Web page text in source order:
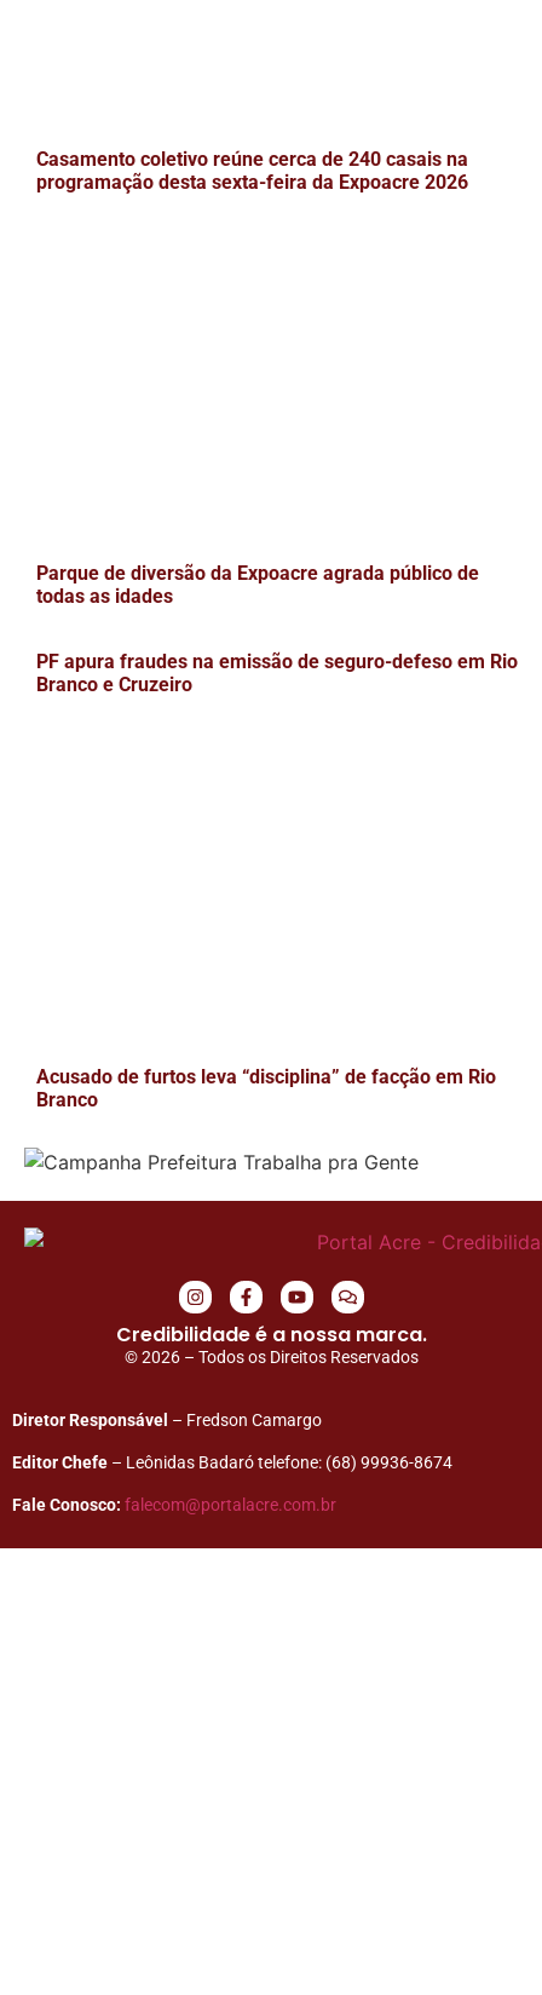
Casamento coletivo reúne cerca de 240 casais na
programação desta sexta-feira da Expoacre 2026
Parque de diversão da Expoacre agrada público de
todas as idades
PF apura fraudes na emissão de seguro-defeso em Rio
Branco e Cruzeiro
Acusado de furtos leva “disciplina” de facção em Rio
Branco
Credibilidade é a nossa marca.
© 2026 – Todos os Direitos Reservados
Diretor Responsável – Fredson Camargo
Editor Chefe – Leônidas Badaró telefone: (68) 99936-8674
Fale Conosco: falecom@portalacre.com.br